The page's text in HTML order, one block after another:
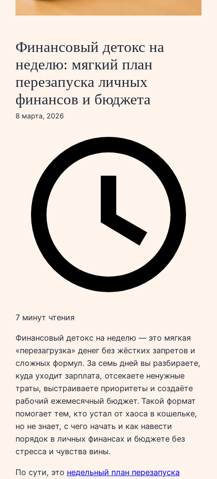
Финансовый детокс на
неделю: мягкий план
перезапуска личных
финансов и бюджета
8 марта, 2026
7 минут чтения
Финансовый детокс на неделю — это мягкая
«перезагрузка» денег без жёстких запретов и
сложных формул. За семь дней вы разбираете,
куда уходит зарплата, отсекаете ненужные
траты, выстраиваете приоритеты и создаёте
рабочий ежемесячный бюджет. Такой формат
помогает тем, кто устал от хаоса в кошельке,
но не знает, с чего начать и как навести
порядок в личных финансах и бюджете без
стресса и чувства вины.
По сути, это недельный план перезапуска